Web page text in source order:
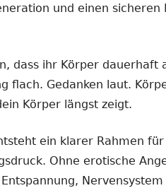
und einen sicheren
dass ihr Körper dauerhaft
flach. Gedanken laut.
Körper längst zeigt.
ein klarer Rahmen
Ohne erotische